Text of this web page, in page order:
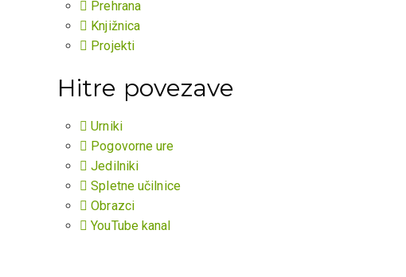
Prehrana
Knjižnica
Projekti
Hitre povezave
Urniki
Pogovorne ure
Jedilniki
Spletne učilnice
Obrazci
YouTube kanal